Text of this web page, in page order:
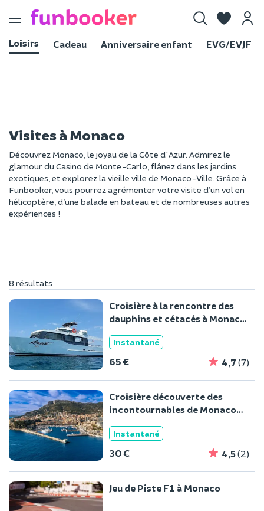
Toggle
Loisirs
Cadeau Anniversaire enfant EVG/EVJF
Visites à Monaco
Découvrez Monaco, le joyau de la Côte d'Azur. Admirez le
glamour du Casino de Monte-Carlo, flânez dans les jardins
exotiques, et explorez la vieille ville de Monaco-Ville. Grâce à
Funbooker, vous pourrez agrémenter votre visite d’un vol en
hélicoptère, d’une balade en bateau et de nombreuses autres
expériences !
8 résultats
Croisière à la rencontre des
dauphins et cétacés à Monaco
Instantané
65 € 4,7 (7)
Croisière découverte des
incontournables de Monaco
Instantané
30 € 4,5(2)
Jeu de Piste F1 à Monaco